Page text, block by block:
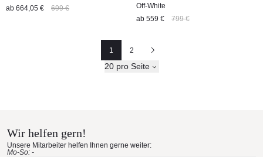
ab 664,05 € 699 €
Off-White
ab 559 € 799 €
Seite
1
Seite
2
Nächste
20 pro Seite
Wir helfen gern!
Unsere Mitarbeiter helfen Ihnen gerne weiter:
Mo-So: -